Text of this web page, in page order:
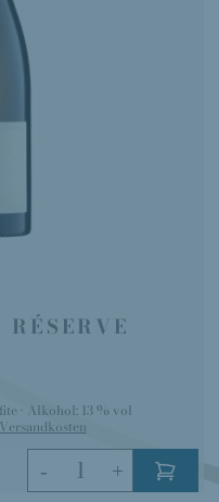
Alkohol: 13 % vol
Versandkosten
- +